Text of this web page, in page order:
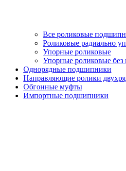
Все роликовые
Роликовые радиально
Упорные роликовые
Упорные роликовые без
Однорядные подшипники
Направляющие ролики
Обгонные муфты
Импортные подшипники